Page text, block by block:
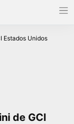
Estados Unidos
de GCI